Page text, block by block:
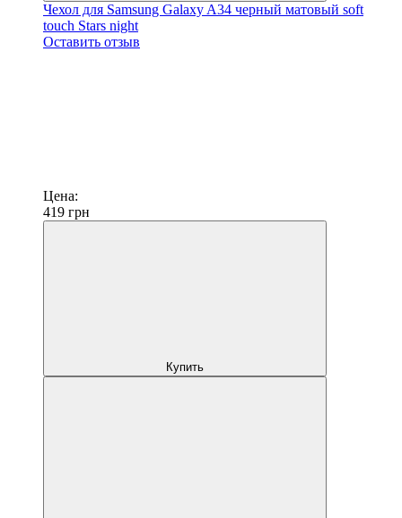
Чехол для Samsung Galaxy A34 черный матовый soft
touch Stars night
Оставить отзыв
Цена:
419 грн
Купить